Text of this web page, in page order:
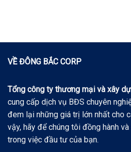
VỀ ĐÔNG BẮC CORP
Tổng công ty thương mại và xây
cung cấp dịch vụ BĐS chuyên
đem lại những giá trị lớn nhất cho
vậy, hãy để chúng tôi đồng hành
trong việc đầu tư của bạn.